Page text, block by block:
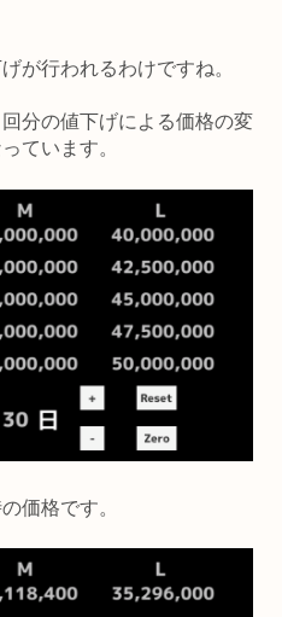
が行われるわけですね。
分の値下げによる価格の変
ています。
価格です。